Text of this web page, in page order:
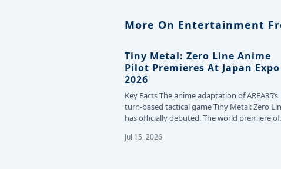
More On Entertainment
Tiny Metal: Zero Line Anime
Pilot Premieres At Japan Expo
2026
Key Facts The anime adaptation of AREA35’s
turn-based tactical game Tiny Metal: Zero
has officially debuted. The world premiere of
Jul 15, 2026